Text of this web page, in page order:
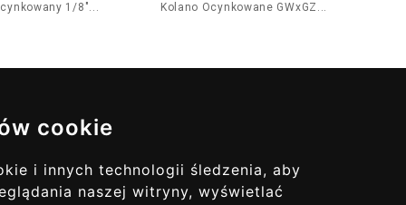
cookie
i innych technologii śledzenia, aby
naszej witryny, wyświetlać
1/8"... Kolano Ocynkowane GWxGZ...
DO NAS